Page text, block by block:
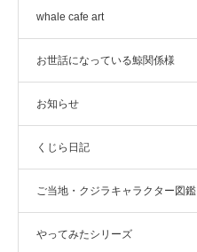
whale cafe art
お世話になっている鯨関係様
お知らせ
くじら日記
ご当地・クジラキャラクター図鑑
やってみたシリーズ